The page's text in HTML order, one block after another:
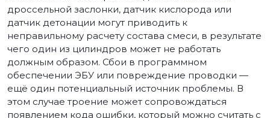
дроссельной заслонки, датчик кислорода или
датчик детонации могут приводить к
неправильному расчету состава смеси, в результате
чего один из цилиндров может не работать
должным образом. Сбои в программном
обеспечении ЭБУ или повреждение проводки —
ещё один потенциальный источник проблемы. В
этом случае троение может сопровождаться
появлением кода ошибки, который можно считать с